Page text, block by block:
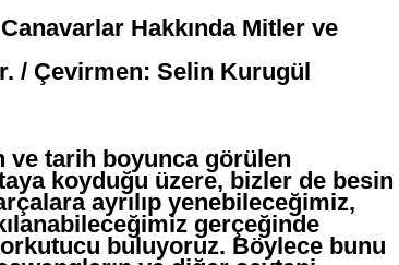
Hakkında Mitler ve
/ Çevirmen: Selin Kurugül
ve tarih boyunca görülen
koyduğu üzere, bizler de besin
ayrılıp yenebileceğimiz,
gerçeğinde
buluyoruz. Böylece bunu